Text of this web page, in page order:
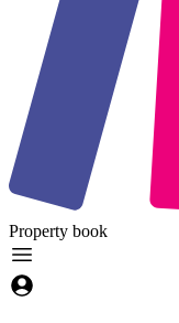
Property book